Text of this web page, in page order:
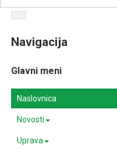
Navigacija
Glavni meni
Naslovnica
Novosti
Uprava